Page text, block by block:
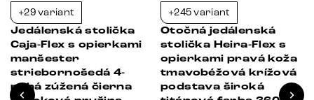
+29 variant
Jedálenská stolička
Caja-Flex s opierkami
manšester
striebornošedá 4-
nohá zúžená čierna
+245 variant
Otočná jedálenská
stolička Heira-Flex s
opierkami pravá koža
tmavobéžová krížová
podstava široká